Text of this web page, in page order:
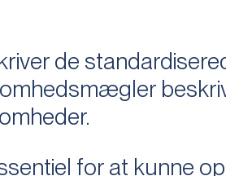
de
for at kunne